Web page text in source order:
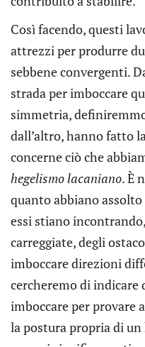
Così facendo, questi
attrezzi per produrre
sebbene convergenti.
strada per imboccare
simmetria,
dall’altro, hanno fatto
concerne ciò che
hegelismo lacaniano. È
quanto abbiano
essi stiano
carreggiate, degli
imboccare direzioni
cercheremo di indicare
imboccare per provare
la postura propria di